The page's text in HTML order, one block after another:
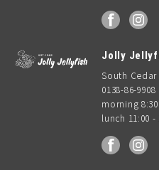
facebook
Jolly
South Cedar
0138-86-9908
morning
lunch 11:00 -
facebook